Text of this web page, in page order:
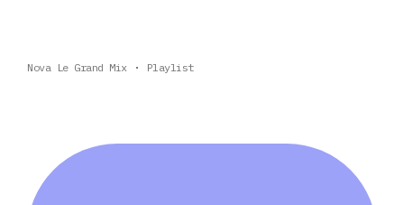
Nova Le Grand Mix Playlist